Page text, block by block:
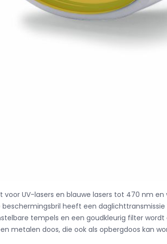
voor UV-lasers en blauwe lasers tot 470 nm
beschermingsbril heeft een
tempels en een goudkleurig filter
metalen doos, die ook als opbergdoos kan